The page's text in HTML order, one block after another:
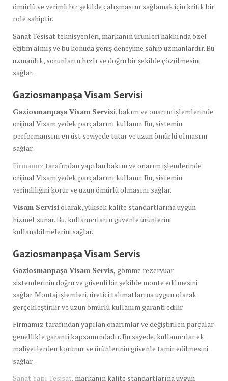
ömürlü ve verimli bir şekilde çalışmasını sağlamak için kritik bir
role sahiptir.
Sanat Tesisat teknisyenleri, markanın ürünleri hakkında özel
eğitim almış ve bu konuda geniş deneyime sahip uzmanlardır. Bu
uzmanlık, sorunların hızlı ve doğru bir şekilde çözülmesini
sağlar.
Gaziosmanpaşa Visam Servisi
Gaziosmanpaşa Visam Servisi, bakım ve onarım işlemlerinde
orijinal Visam yedek parçalarını kullanır. Bu, sistemin
performansını en üst seviyede tutar ve uzun ömürlü olmasını
sağlar.
Firmamız tarafından yapılan bakım ve onarım işlemlerinde
orijinal Visam yedek parçalarını kullanır. Bu, sistemin
verimliliğini korur ve uzun ömürlü olmasını sağlar.
Visam Servisiolarak, yüksek kalite standartlarına uygun
hizmet sunar. Bu, kullanıcıların güvenle ürünlerini
kullanabilmelerini sağlar.
Gaziosmanpaşa Visam Servis
Gaziosmanpaşa Visam Servis, gömme rezervuar
sistemlerinin doğru ve güvenli bir şekilde monte edilmesini
sağlar. Montaj işlemleri, üretici talimatlarına uygun olarak
gerçekleştirilir ve uzun ömürlü kullanım garanti edilir.
Firmamız tarafından yapılan onarımlar ve değiştirilen parçalar
genellikle garanti kapsamındadır. Bu sayede, kullanıcılar ek
maliyetlerden korunur ve ürünlerinin güvenle tamir edilmesini
sağlar.
Sanat Yapı Tesisat, markanın kalite standartlarına uygun